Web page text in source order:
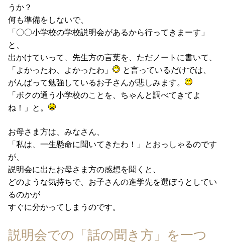
うか？
何も準備をしないで、
「〇〇小学校の学校説明会があるから行ってきまーす」
と、
出かけていって、先生方の言葉を、ただノートに書いて、
「よかったわ、よかったわ」
と言っているだけでは、
がんばって勉強しているお子さんが悲しみます。
「ボクの通う小学校のことを、ちゃんと調べてきてよ
ね！」と。
お母さま方は、みなさん、
「私は、一生懸命に聞いてきたわ！」とおっしゃるのです
が、
説明会に出たお母さま方の感想を聞くと、
どのような気持ちで、お子さんの進学先を選ぼうとしてい
るのかが
すぐに分かってしまうのです。
説明会での「話の聞き方」を一つ